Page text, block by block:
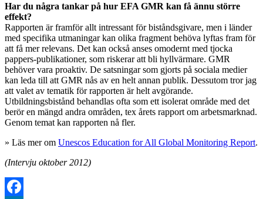
Har du några tankar på hur EFA GMR kan få ännu större
effekt?
Rapporten är framför allt intressant för biståndsgivare, men i länder
med specifika utmaningar kan olika fragment behöva lyftas fram för
att få mer relevans. Det kan också anses omodernt med tjocka
pappers-publikationer, som riskerar att bli hyllvärmare. GMR
behöver vara proaktiv. De satsningar som gjorts på sociala medier
kan leda till att GMR nås av en helt annan publik. Dessutom tror jag
att valet av tematik för rapporten är helt avgörande.
Utbildningsbistånd behandlas ofta som ett isolerat område med det
berör en mängd andra områden, tex årets rapport om arbetsmarknad.
Genom temat kan rapporten nå fler.
» Läs mer om Unescos Education for All Global Monitoring Report.
(Intervju oktober 2012)